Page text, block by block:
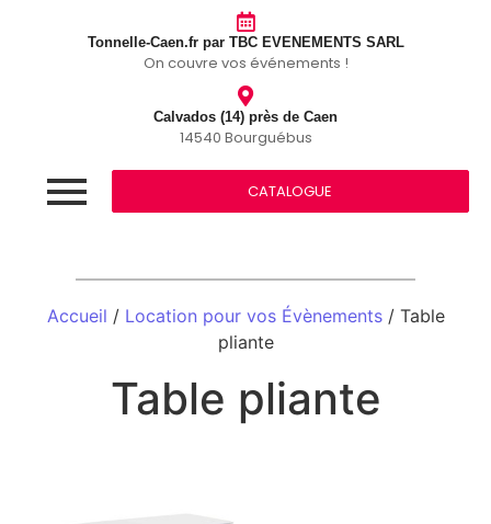
Tonnelle-Caen.fr par TBC EVENEMENTS SARL
On couvre vos événements !
Calvados (14) près de Caen
14540 Bourguébus
CATALOGUE
Accueil / Location pour vos Évènements/ Table
pliante
Table pliante